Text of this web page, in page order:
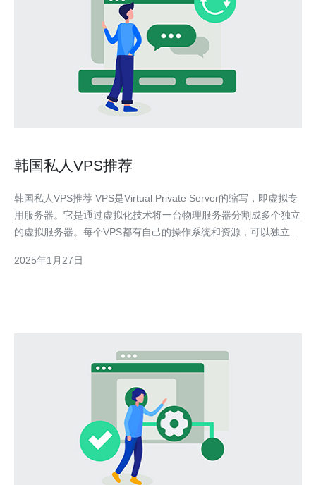
韩国私人VPS推荐
韩国私人VPS推荐 VPS是Virtual Private Server的缩写，即虚拟专
用服务器。它是通过虚拟化技术将一台物理服务器分割成多个独立
的虚拟服务器。每个VPS都有自己的操作系统和资源，可以独立运
连接和先进的科技基础设施。选择韩国私人VPS可以享受到快速的
2025年1月27日